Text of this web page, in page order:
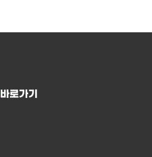
바로가기